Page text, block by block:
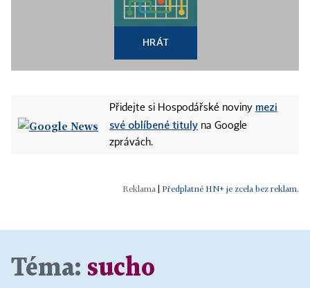
HRÁT
Přidejte si Hospodářské noviny mezi
své oblíbené tituly na Google
zprávách.
Předplatné HN+ je zcela bez reklam.
Téma: sucho